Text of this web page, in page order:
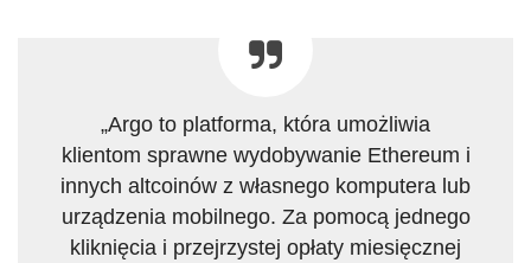
„Argo to platforma, która umożliwia
klientom sprawne wydobywanie Ethereum i
innych altcoinów z własnego komputera lub
urządzenia mobilnego. Za pomocą jednego
kliknięcia i przejrzystej opłaty miesięcznej